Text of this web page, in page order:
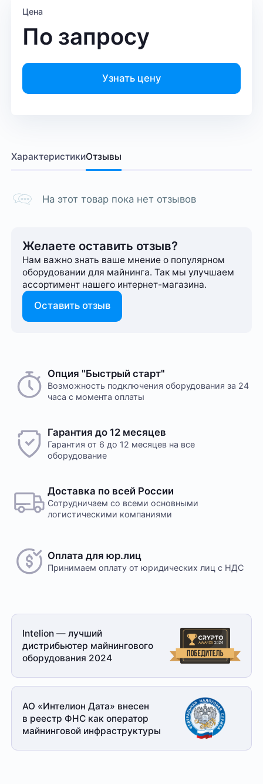
Цена
По запросу
Узнать цену
ХарактеристикиОтзывы
На этот товар пока нет отзывов
Желаете оставить отзыв?
Нам важно знать ваше мнение о популярном
оборудовании для майнинга. Так мы улучшаем
ассортимент нашего интернет-⁠магазина.
Оставить отзыв
Опция "Быстрый старт"
Возможность подключения оборудования за 24
часа с момента оплаты
Гарантия до 12 месяцев
Гарантия от 6 до 12 месяцев на все
оборудование
Доставка по всей России
Сотрудничаем со всеми основными
логистическими компаниями
Оплата для юр.лиц
Принимаем оплату от юридических лиц с НДС
Intelion — лучший
дистрибьютер майнингового
оборудования 2024
АО «Интелион Дата» внесен
в реестр ФНС как оператор
майнинговой инфраструктуры